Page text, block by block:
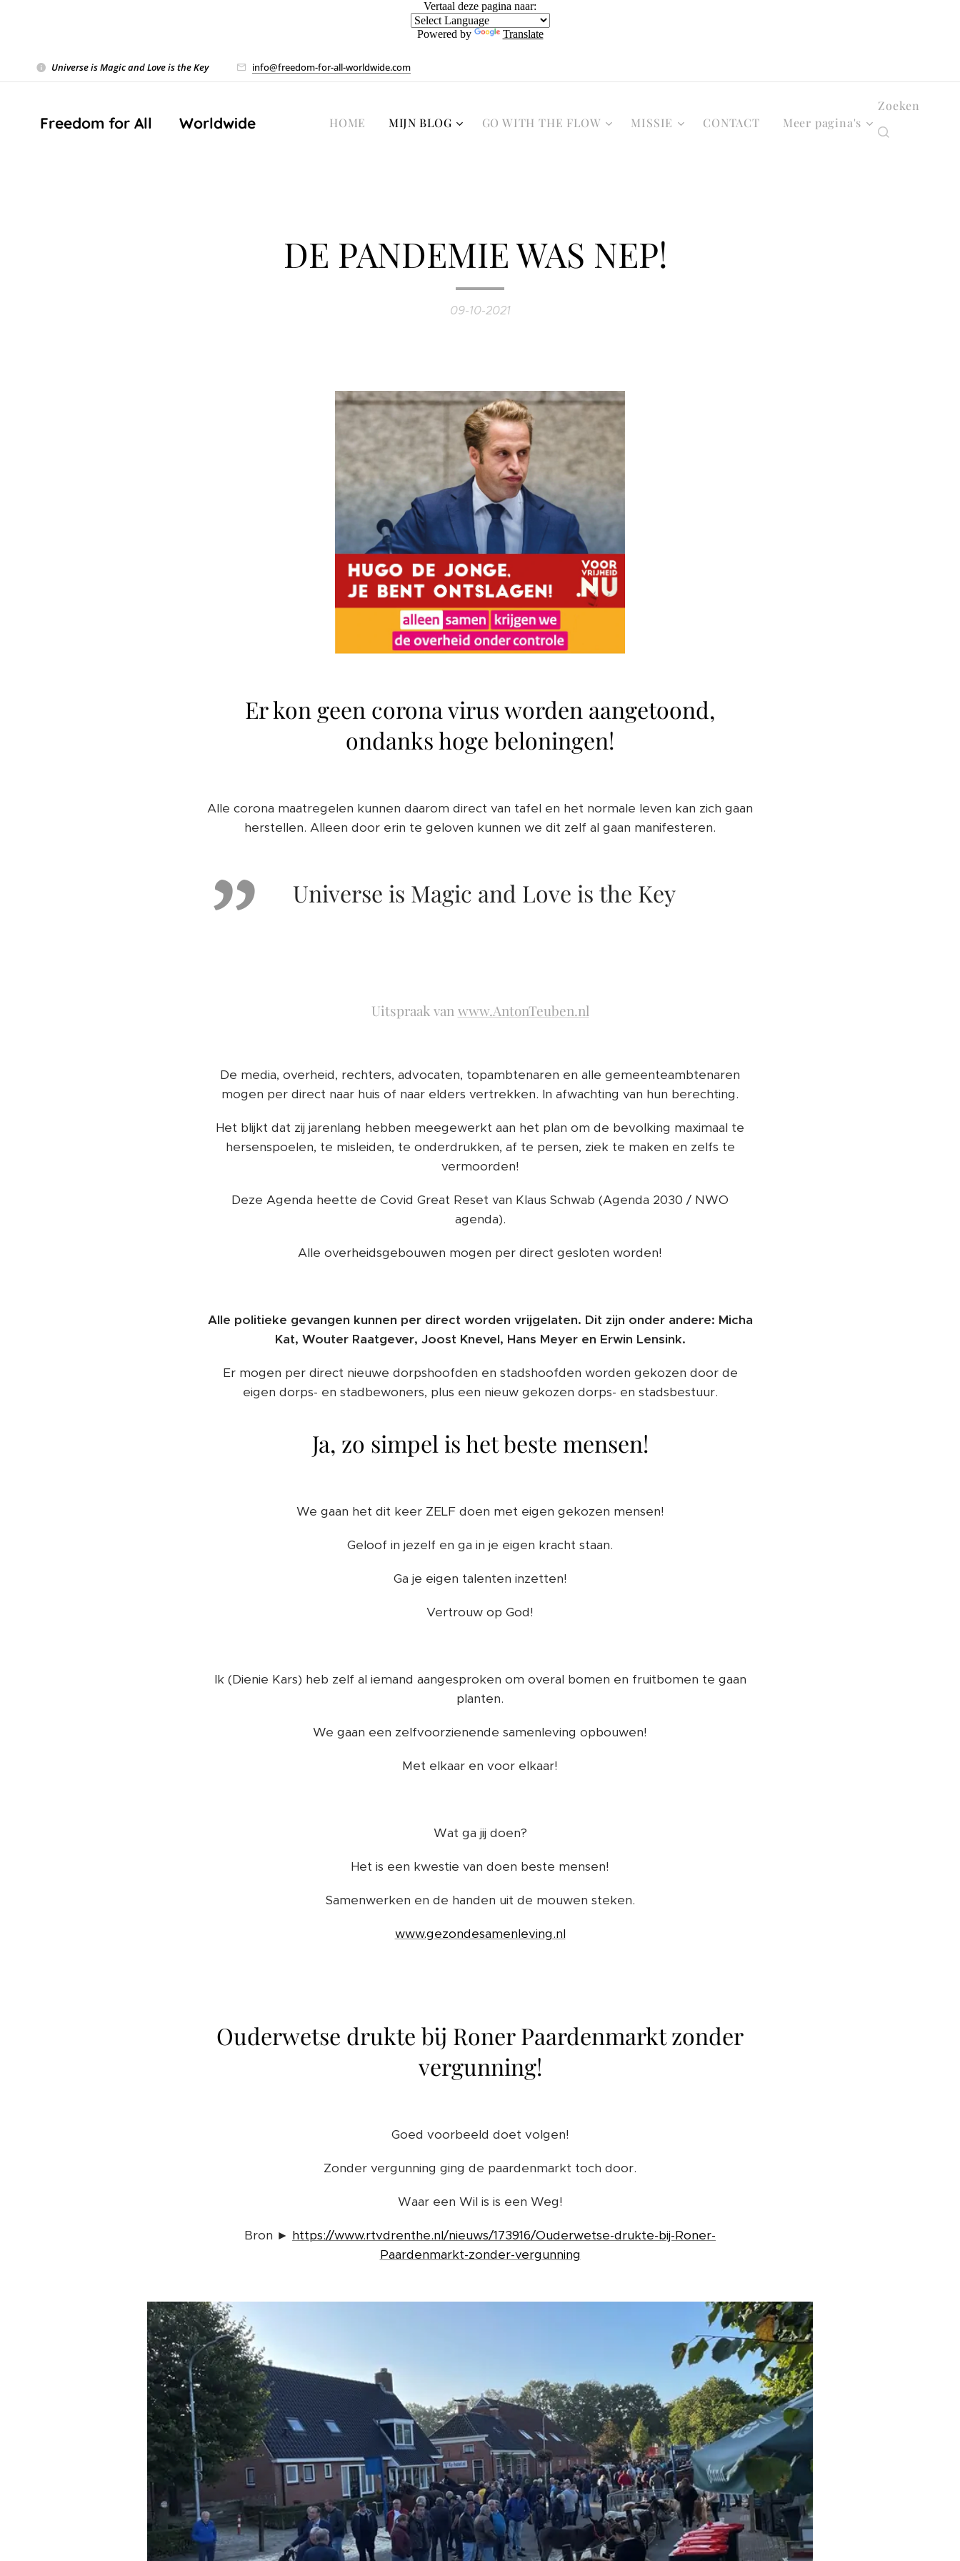
Vertaal deze pagina naar:
Powered by Translate
Universe is Magic and Love is the Key❤️ info@freedom-for-all-worldwide.com
Freedom for All ❤️ Worldwide HOME MIJN BLOG GO WITH THE FLOW MISSIE CONTACT Meer pagina's
Zoeken
DE PANDEMIE WAS NEP!
09-10-2021
Er kon geen corona virus worden aangetoond,
ondanks hoge beloningen!
Alle corona maatregelen kunnen daarom direct van tafel en het normale leven kan zich gaan
herstellen. Alleen door erin te geloven kunnen we dit zelf al gaan manifesteren.
Universe is Magic and Love is the Key ❤️
Uitspraak van www.AntonTeuben.nl
De media, overheid, rechters, advocaten, topambtenaren en alle gemeenteambtenaren
mogen per direct naar huis of naar elders vertrekken. In afwachting van hun berechting.
Het blijkt dat zij jarenlang hebben meegewerkt aan het plan om de bevolking maximaal te
hersenspoelen, te misleiden, te onderdrukken, af te persen, ziek te maken en zelfs te
vermoorden!
Deze Agenda heette de Covid Great Reset van Klaus Schwab (Agenda 2030 / NWO
agenda).
Alle overheidsgebouwen mogen per direct gesloten worden!
Alle politieke gevangen kunnen per direct worden vrijgelaten. Dit zijn onder andere: Micha
Kat, Wouter Raatgever, Joost Knevel, Hans Meyer en Erwin Lensink.
Er mogen per direct nieuwe dorpshoofden en stadshoofden worden gekozen door de
eigen dorps- en stadbewoners, plus een nieuw gekozen dorps- en stadsbestuur.
Ja, zo simpel is het beste mensen!
We gaan het dit keer ZELF doen met eigen gekozen mensen!
Geloof in jezelf en ga in je eigen kracht staan.
Ga je eigen talenten inzetten!
Vertrouw op God!
Ik (Dienie Kars) heb zelf al iemand aangesproken om overal bomen en fruitbomen te gaan
planten.
We gaan een zelfvoorzienende samenleving opbouwen!
Met elkaar en voor elkaar!
Wat ga jij doen?
Het is een kwestie van doen beste mensen!
Samenwerken en de handen uit de mouwen steken.
www.gezondesamenleving.nl
Ouderwetse drukte bij Roner Paardenmarkt zonder
vergunning!
Goed voorbeeld doet volgen!
Zonder vergunning ging de paardenmarkt toch door.
Waar een Wil is is een Weg!
Bron ► https://www.rtvdrenthe.nl/nieuws/173916/Ouderwetse-drukte-bij-Roner-
Paardenmarkt-zonder-vergunning